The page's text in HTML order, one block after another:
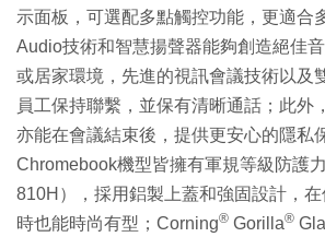
示面板，可選配多點觸控功能，更適合
Audio技術和智慧揚聲器能夠創造絕佳
或居家環境，先進的視訊會議技術以及
員工保持聯繫，並保有清晰通話；此外
亦能在會議結束後，提供更安心的隱私
Chromebook機型皆擁有軍規等級防護
810H），採用鋁製上蓋和強固設計，
時也能時尚有型；Corning® Gorilla®